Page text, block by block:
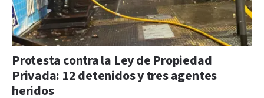
Protesta contra la Ley de Propiedad
Privada: 12 detenidos y tres agentes
heridos